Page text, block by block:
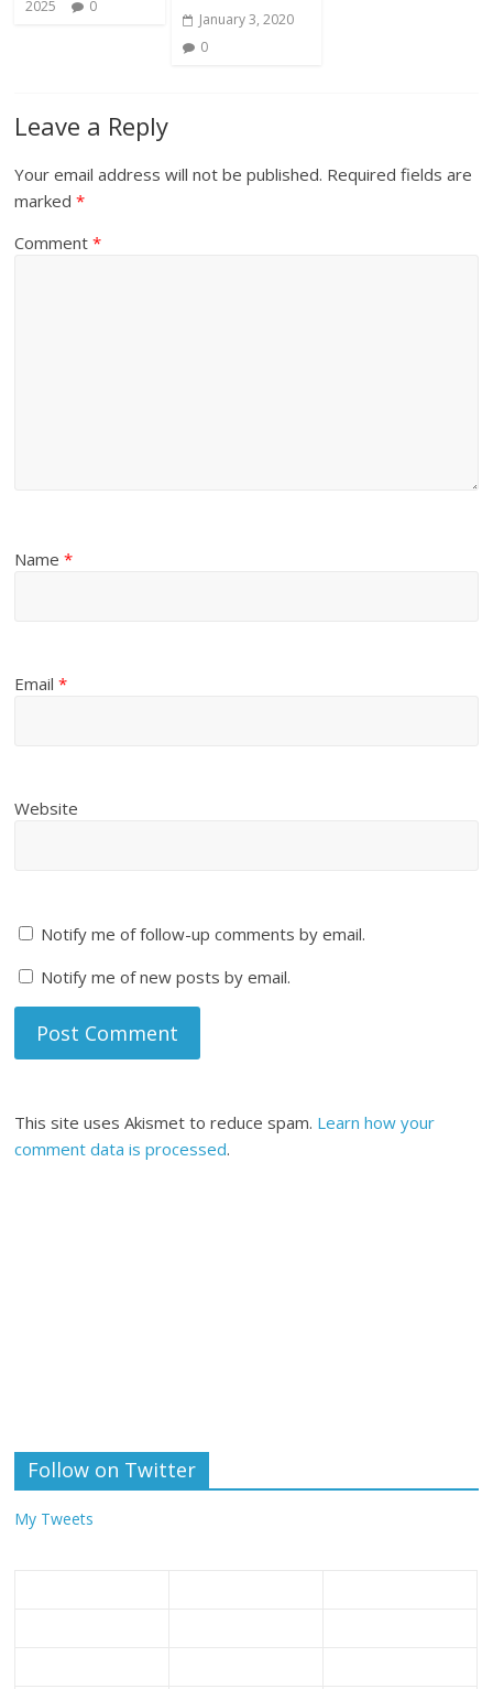
2025 0
January 3, 2020
0
Leave a Reply
Your email address will not be published. Required fields are
marked*
Comment*
Name*
Email*
Website
Notify me of follow-up comments by email.
Notify me of new posts by email.
This site uses Akismet to reduce spam. Learn how your
comment data is processed.
Follow on Twitter
My Tweets